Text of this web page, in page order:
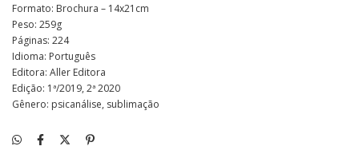
Formato: Brochura – 14x21cm
Peso: 259g
Páginas: 224
Idioma: Português
Editora: Aller Editora
Edição: 1ª/2019, 2ª 2020
Gênero: psicanálise, sublimação